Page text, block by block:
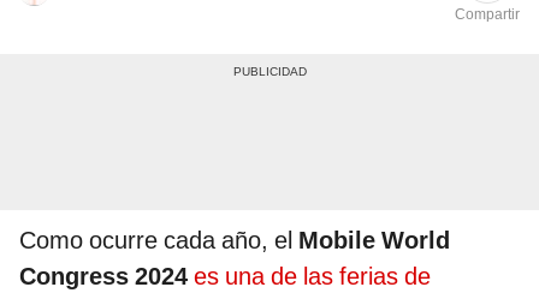
Compartir
Como ocurre cada año, el Mobile World
Congress 2024 es una de las ferias de